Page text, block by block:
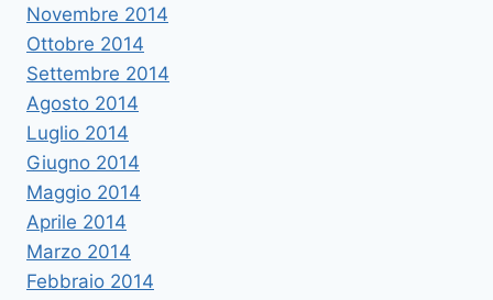
Novembre 2014
Ottobre 2014
Settembre 2014
Agosto 2014
Luglio 2014
Giugno 2014
Maggio 2014
Aprile 2014
Marzo 2014
Febbraio 2014